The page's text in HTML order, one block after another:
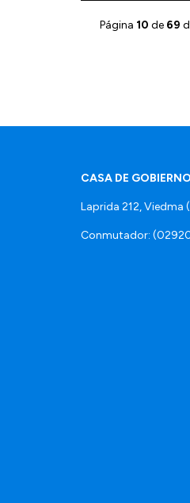
Página 10 de 69
CASA DE GOBIERNO
Laprida 212, Viedma
Conmutador: